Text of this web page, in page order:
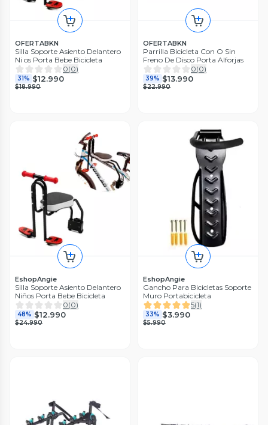
OFERTABKN
Silla Soporte Asiento Delantero
Ni os Porta Bebe Bicicleta
0(0)
31% $12.990
$18.990
OFERTABKN
Parrilla Bicicleta Con O Sin
Freno De Disco Porta Alforjas
0(0)
39% $13.990
$22.990
EshopAngie
Silla Soporte Asiento Delantero
Niños Porta Bebe Bicicleta
0(0)
48% $12.990
$24.990
EshopAngie
Gancho Para Bicicletas Soporte
Muro Portabicicleta
5(1)
33% $3.990
$5.990